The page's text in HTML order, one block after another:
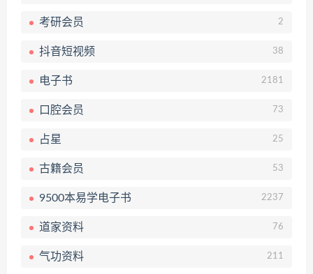
考研会员 2
抖音短视频 38
电子书 2181
口腔会员 73
占星 25
古籍会员 53
9500本易学电子书 2237
道家资料 76
气功资料 211